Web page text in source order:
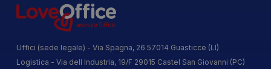
Uffici (sede legale) - Via Spagna, 26 57014 Guasticce (LI)
Logistica - Via dell Industria, 19/F 29015 Castel San Giovanni (PC)